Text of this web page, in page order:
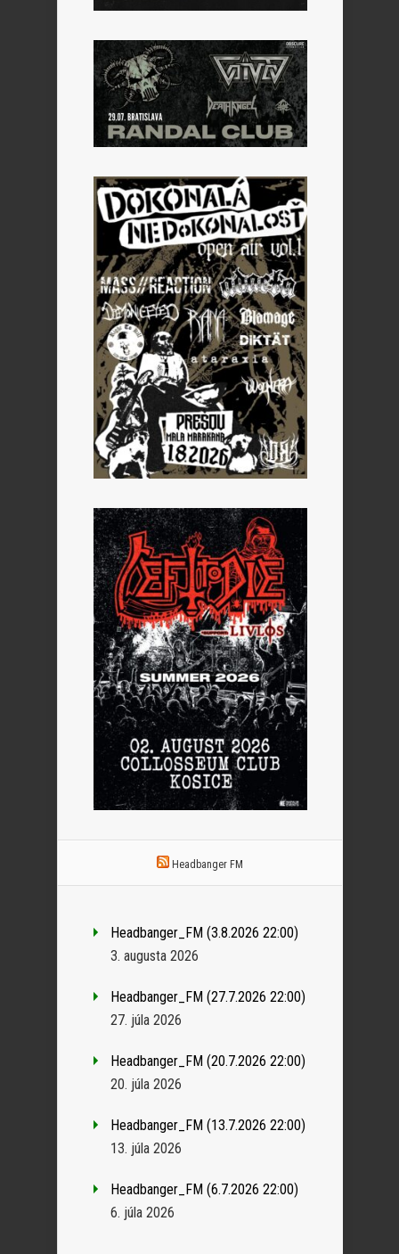
Headbanger FM
Headbanger_FM (3.8.2026 22:00)
3. augusta 2026
Headbanger_FM (27.7.2026 22:00)
27. júla 2026
Headbanger_FM (20.7.2026 22:00)
20. júla 2026
Headbanger_FM (13.7.2026 22:00)
13. júla 2026
Headbanger_FM (6.7.2026 22:00)
6. júla 2026